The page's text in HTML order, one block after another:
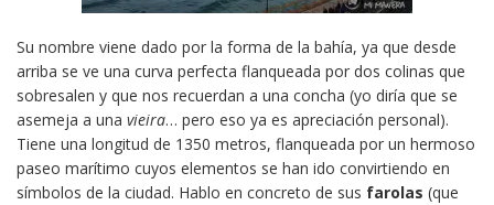
Su nombre viene dado por la forma de la bahía, ya que desde
arriba se ve una curva perfecta flanqueada por dos colinas que
sobresalen y que nos recuerdan a una concha (yo diría que se
asemeja a una vieira… pero eso ya es apreciación personal).
Tiene una longitud de 1350 metros, flanqueada por un hermoso
paseo marítimo cuyos elementos se han ido convirtiendo en
símbolos de la ciudad. Hablo en concreto de sus farolas (que